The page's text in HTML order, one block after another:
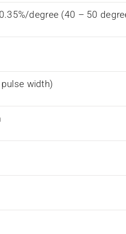
degree (40 – 50
width)